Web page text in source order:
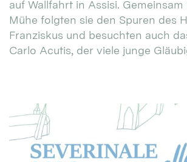
auf Wallfahrt in Assisi.
Mühe folgten sie den Spuren des
Franziskus und besuchten auch
Carlo Acutis, der viele junge